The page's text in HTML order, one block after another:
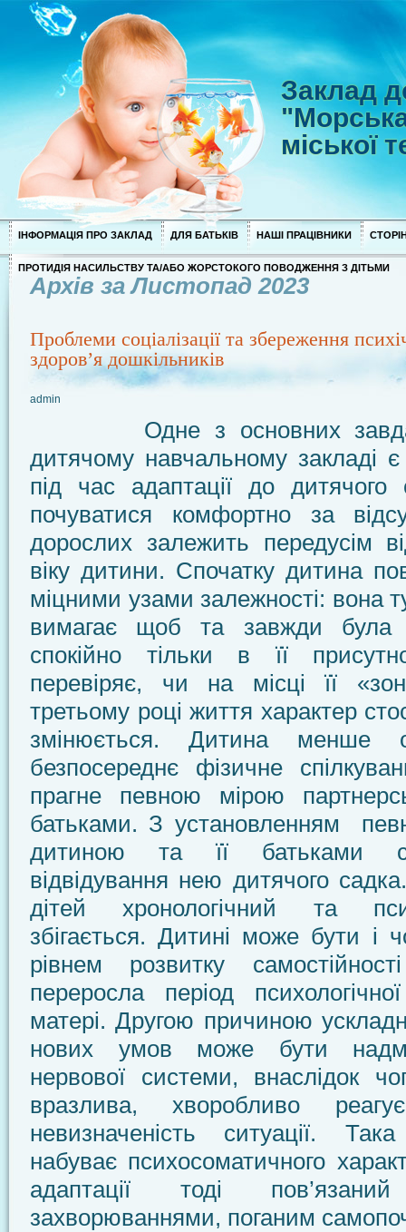
Заклад
міської
ІНФОРМАЦІЯ ПРО ЗАКЛАД ДЛЯ БАТЬКІВ НАШІ ПРАЦІВНИКИ
ПРОТИДІЯ НАСИЛЬСТВУ ТА/АБО ЖОРСТОКОГО ПОВОДЖЕННЯ З ДІТЬМИ
Архів за Листопад 2023
Проблеми соціалізації та збереження
здоров’я дошкільників
admin
Одне з основних
дитячому навчальному закладі
під час адаптації до дитячого
почуватися комфортно за
дорослих залежить передусім
віку дитини. Спочатку дитина
міцними узами залежності: вона
вимагає щоб та завжди була
спокійно тільки в її
перевіряє, чи на місці її
третьому році життя характер
змінюється. Дитина менше
безпосереднє фізичне
прагне певною мірою
батьками. З установленням
дитиною та її батьками
відвідування нею дитячого
дітей хронологічний та
збігається. Дитині може бути і
рівнем розвитку
переросла період
матері. Другою причиною
нових умов може бути
нервової системи, внаслідок
вразлива, хворобливо
невизначеність ситуації.
набуває психосоматичного
адаптації тоді
захворюваннями, поганим